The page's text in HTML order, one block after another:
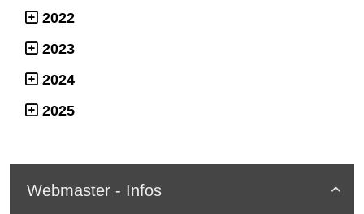
2022
2023
2024
2025

Webmaster - Infos